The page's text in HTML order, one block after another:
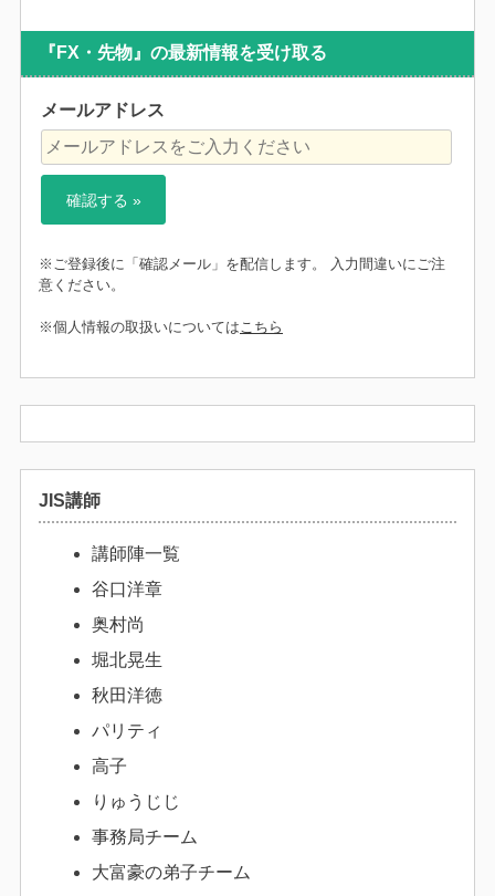
『FX・先物』の最新情報を受け取る
メールアドレス
※ご登録後に「確認メール」を配信します。 入力間違いにご注
意ください。
※個人情報の取扱いについてはこちら
JIS講師
講師陣一覧
谷口洋章
奥村尚
堀北晃生
秋田洋徳
パリティ
高子
りゅうじじ
事務局チーム
大富豪の弟子チーム